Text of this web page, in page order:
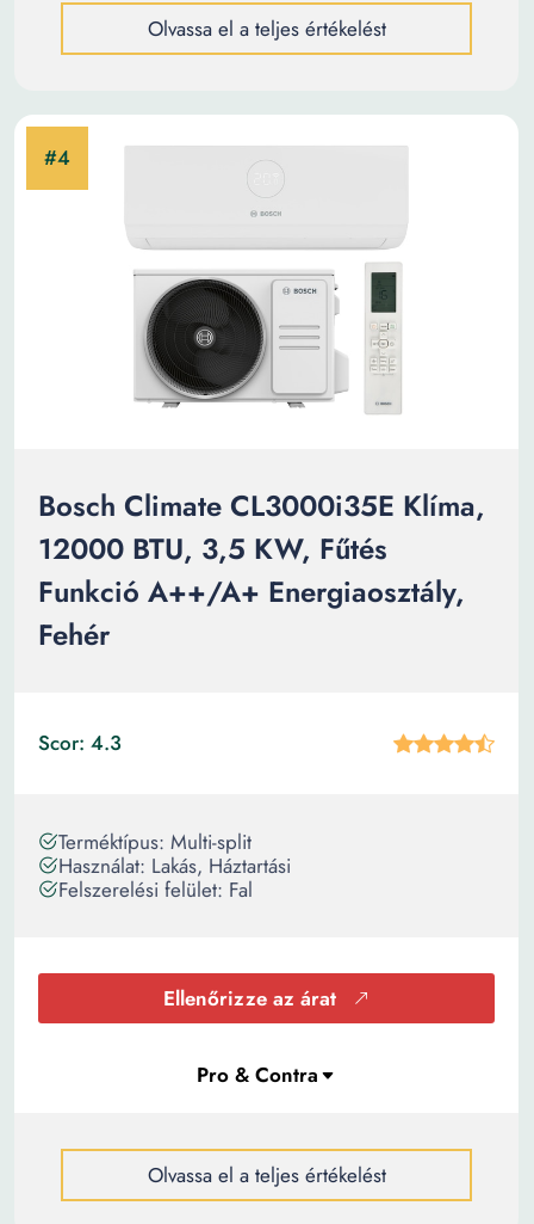
Olvassa el a teljes értékelést
Bosch Climate CL3000i35E Klíma,
12000 BTU, 3,5 KW, Fűtés
Funkció A++/A+ Energiaosztály,
Fehér
Scor: 4.3
Terméktípus: Multi-split
Használat: Lakás, Háztartási
Felszerelési felület: Fal
Ellenőrizze az árat
Olvassa el a teljes értékelést